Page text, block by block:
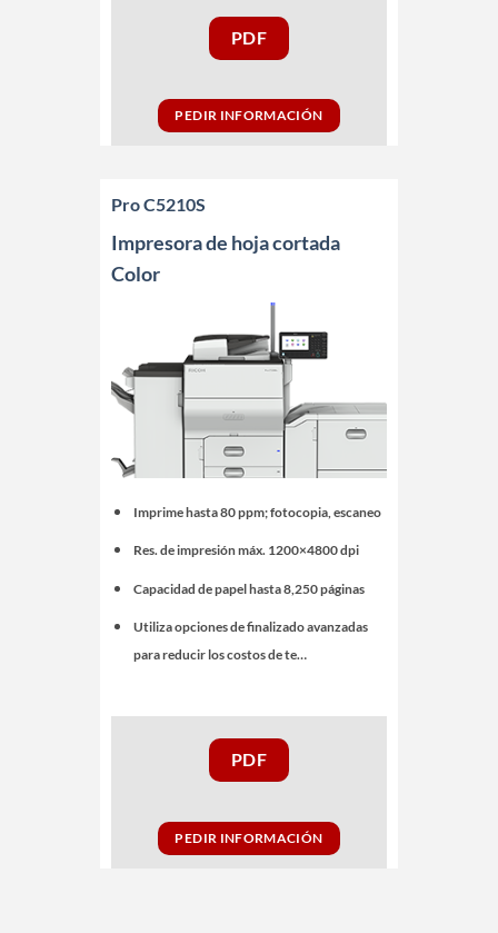
PDF
PEDIR INFORMACIÓN
Pro C5210S
Impresora de hoja cortada
Color
Imprime hasta 80 ppm; fotocopia, escaneo
Res. de impresión máx. 1200×4800 dpi
Capacidad de papel hasta 8,250 páginas
Utiliza opciones de finalizado avanzadas
para reducir los costos de te…
PDF
PEDIR INFORMACIÓN